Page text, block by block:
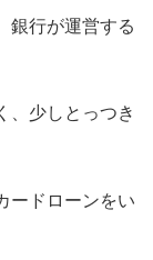
銀行が運営する
、少しとっつき
ードローンをい